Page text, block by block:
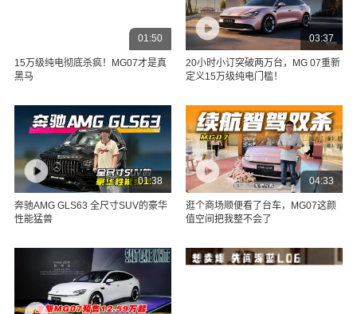
01:50
15万级纯电彻底杀疯！MG07才是真
黑马
03:37
20小时小订突破两万台，MG 07重新
定义15万级纯电门槛！
01:38
奔驰AMG GLS63 全尺寸SUV的豪华
性能猛兽
04:33
逛个商场顺便看了台车，MG07这颜
值空间把我整不会了